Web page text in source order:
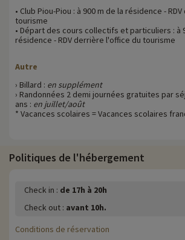
• Club Piou-Piou : à 900 m de la résidence -
tourisme
• Départ des cours collectifs et particuliers : à
résidence - RDV derrière l'office du tourisme
Autre
› Billard : en supplément
› Randonnées 2 demi journées gratuites par
ans : en juillet/août
* Vacances scolaires = Vacances scolaires
Politiques de l'hébergement
Check in : de 17h à 20h
Check out : avant 10h.
Conditions de réservation